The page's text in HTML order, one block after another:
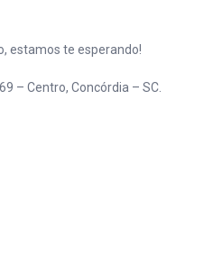
estamos te esperando!
– Centro, Concórdia – SC.